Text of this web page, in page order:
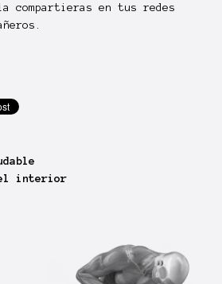
compartieras en tus redes
el interior